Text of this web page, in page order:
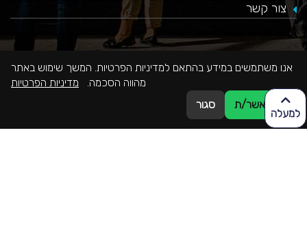
למעלה
צור קשר
נהיה בקשר
077-9965655
אנו משתמשים במידע בהתאם למדיניות הפרטיות. המשך שימוש באתר
מהווה הסכמה. מדיניות הפרטיות
אני מאשר/ת
סגור